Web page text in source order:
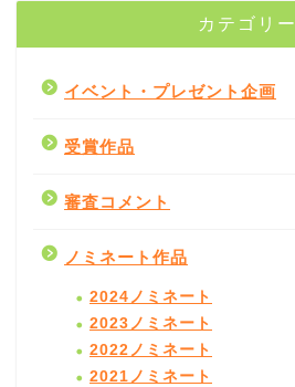
カテゴリー
イベント・プレゼント企画
受賞作品
審査コメント
ノミネート作品
2024ノミネート
2023ノミネート
2022ノミネート
2021ノミネート